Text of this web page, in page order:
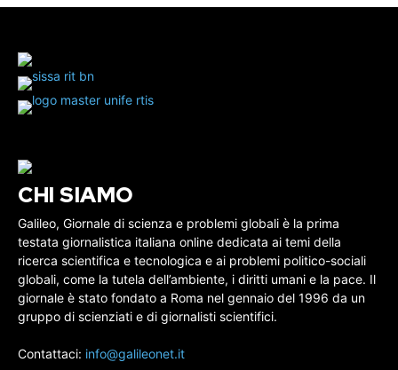
CHI SIAMO
Galileo, Giornale di scienza e problemi globali è la prima
testata giornalistica italiana online dedicata ai temi della
ricerca scientifica e tecnologica e ai problemi politico-sociali
globali, come la tutela dell’ambiente, i diritti umani e la pace. Il
giornale è stato fondato a Roma nel gennaio del 1996 da un
gruppo di scienziati e di giornalisti scientifici.
Contattaci: info@galileonet.it